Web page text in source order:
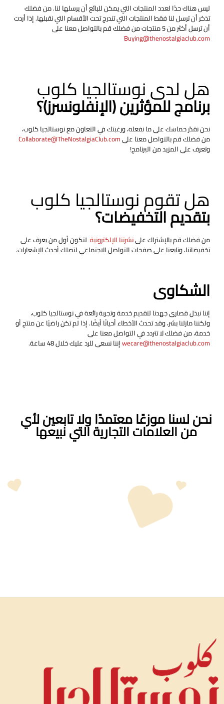
ليس هناك حدًا لعدد المنتجات التي يمكن للبائع أن يرسلها لنا. من فضلك
تذكر أن ترسل لنا فقط المنتجات التي تندرج تحت الأقسام التي نقبلها. إذا أردت
أن ترسل أكثر من 5 منتجات من فضلك قم بالتواصل معنا على
Buying@thenostalgiaclub.com
هل لدى نوستالجيا كلوب
برنامج للمؤثرين (الإنفلونسرز)؟
نحن نقدّر حماسك على ما نفعله، ورغبتك في التعاون مع نوستالجيا كلوب،
من فضلك قم بالتواصل معنا علىCollaborate@TheNostalgiaClub.com
وتعرف على المزيد من البرنامج!
هل تقوم نوستالجيا كلوب
بتقديم التخفيضات؟
من فضلك قم بالإشتراك علىنشرتنا الإلكترونية لتكون أول من يعرف على
تخفيضاتنا، وتابعنا على صفحات التواصل الاجتماعي لتصلك أحدث الإشعارات.
الشكاوى
إننا نبذل قصارى جهدنا لتقديم خدمة وتجربة رائعة في نوستالجيا كلوب،
ولكننا مازلنا بشر، وقد تحدث الأخطاء أحيانًا أيضًا. إذا لم تكن راضيًا عن منتج أو
خدمة، من فضلك لا تتردد في التواصل معنا على
wecare@thenostalgiaclub.comإننا نسعى للرد عليك خلال 48 ساعة.
نحن لسنا موزعًا معتمدًا ولا تابعين لأي
من العلامات التجارية التي نبيعها